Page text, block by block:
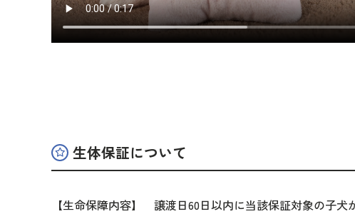
生体保証について
【生命保障内容】 譲渡日60日以内に当該保証対象の子犬